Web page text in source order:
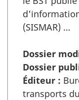
(SISMAR) …
Dossier
Dossier
Éditeur :
transports